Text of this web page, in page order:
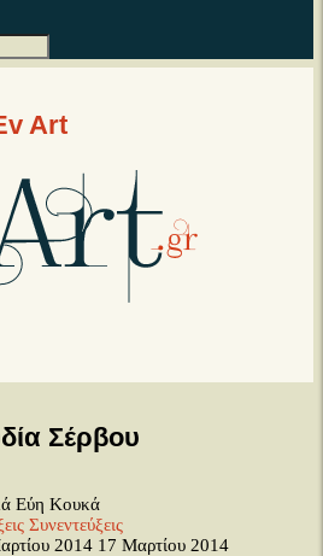
Art
Σέρβου
Εύη Κουκά
Συνεντεύξεις
2014 17 Μαρτίου 2014